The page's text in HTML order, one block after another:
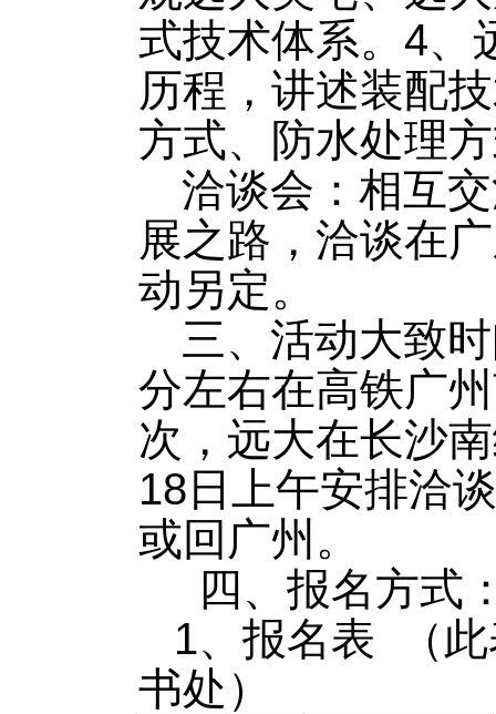
式技术体系。4、
历程，讲述装配
方式、防水处理
洽谈会：相互
展之路，洽谈在
动另定。
三、活动大致
分左右在高铁广
次，远大在长沙
18日上午安排洽
或回广州。
四、报名方式
1、报名表 （
书处）